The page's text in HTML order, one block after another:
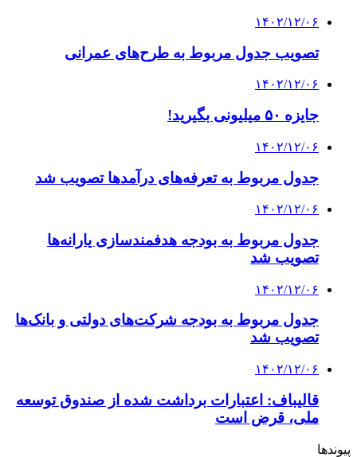
۱۴۰۲/۱۲/۰۶
تصویب جدول مربوط به طرح‌های عمرانی
۱۴۰۲/۱۲/۰۶
جایزه ۵۰ میلیونی بگیرید!
۱۴۰۲/۱۲/۰۶
جدول مربوط به تعرفه‌های درآمدها تصویب شد
۱۴۰۲/۱۲/۰۶
جدول مربوط به بودجه هدفمندسازی یارانه‌ها
تصویب شد
۱۴۰۲/۱۲/۰۶
جدول مربوط به بودجه شرکت‌های دولتی و بانک‌ها
تصویب شد
۱۴۰۲/۱۲/۰۶
قالیباف: اعتبارات برداشت شده از صندوق توسعه
ملی، قرض است
پیوندها